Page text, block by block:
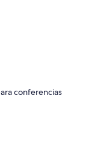
conferencias